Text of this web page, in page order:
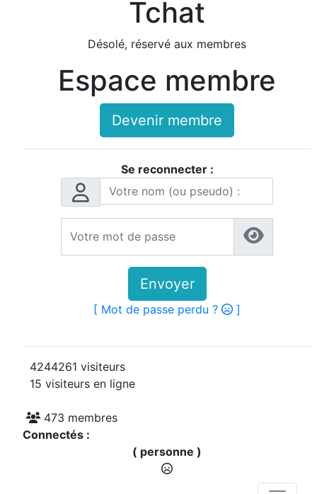
Tchat
Désolé, réservé aux membres
Espace membre
Devenir membre
Se reconnecter :
Envoyer
[ Mot de passe perdu ? ]
4244261 visiteurs
15 visiteurs en ligne
473 membres
Connectés :
( personne )